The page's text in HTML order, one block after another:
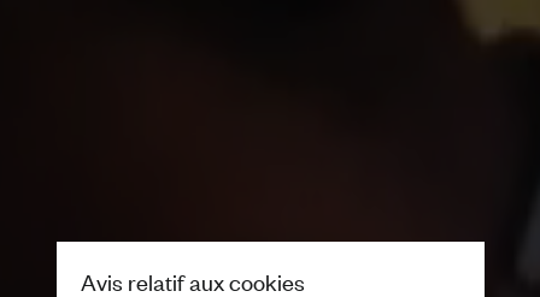
Avis relatif aux cookies